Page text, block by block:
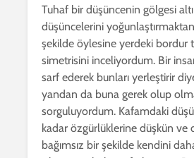
Tuhaf bir düşüncenin gölgesi
düşüncelerini
şekilde öylesine yerdeki bordur
simetrisini inceliyordum. Bir
sarf ederek bunları yerleştirir
yandan da buna gerek olup
sorguluyordum. Kafamdaki
kadar özgürlüklerine düşkün ve
bağımsız bir şekilde kendini